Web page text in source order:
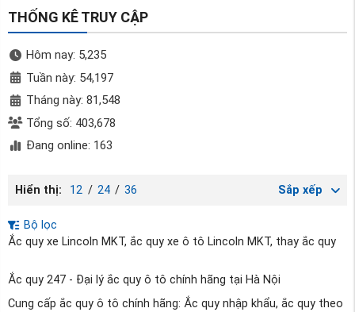
THỐNG KÊ TRUY CẬP
Hôm nay: 5,235
Tuần này: 54,197
Tháng này: 81,548
Tổng số: 403,678
Đang online: 163
Hiển thị: 12 / 24 / 36 Sắp xếp
Bộ lọc
Ắc quy xe Lincoln MKT, ắc quy xe ô tô Lincoln MKT, thay ắc quy
Ắc quy 247 - Đại lý ắc quy ô tô chính hãng tại Hà Nội
Cung cấp ắc quy ô tô chính hãng: Ắc quy nhập khẩu, ắc quy theo